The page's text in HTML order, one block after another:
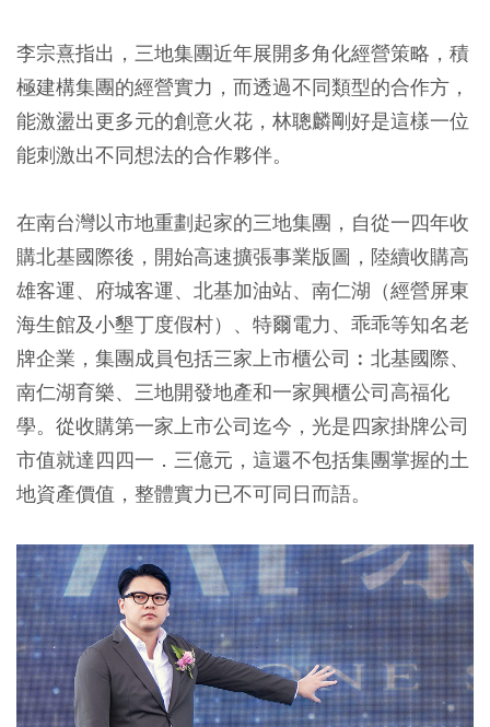
李宗熹指出，三地集團近年展開多角化經營策略，積
極建構集團的經營實力，而透過不同類型的合作方，
能激盪出更多元的創意火花，林聰麟剛好是這樣一位
能刺激出不同想法的合作夥伴。
在南台灣以市地重劃起家的三地集團，自從一四年收
購北基國際後，開始高速擴張事業版圖，陸續收購高
雄客運、府城客運、北基加油站、南仁湖（經營屏東
海生館及小墾丁度假村）、特爾電力、乖乖等知名老
牌企業，集團成員包括三家上市櫃公司︰北基國際、
南仁湖育樂、三地開發地產和一家興櫃公司高福化
學。從收購第一家上市公司迄今，光是四家掛牌公司
市值就達四四一．三億元，這還不包括集團掌握的土
地資產價值，整體實力已不可同日而語。